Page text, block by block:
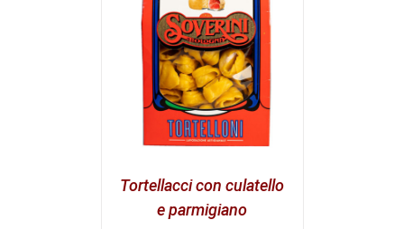
Tortellacci con culatello
e parmigiano